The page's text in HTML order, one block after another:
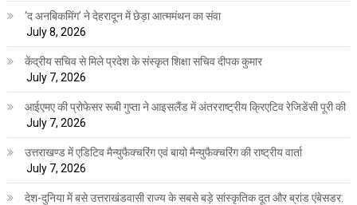
‘द अनबिकमिंग’ ने देहरादून में छेड़ा आत्ममंथन का संवा
July 8, 2026
केंद्रीय सचिव से मिले प्रदेश के संस्कृत शिक्षा सचिव दीपक कुमार
July 7, 2026
आईएमए की प्रोफेसर रूबी गुप्ता ने आइसलैंड में अंतरराष्ट्रीय क्रिएटिव रेजिडेंसी पूरी की
July 7, 2026
उत्तराखण्ड में एडिटिव मैन्युफैक्चरिंग एवं बायो मैन्युफैक्चरिंग की राष्ट्रीय वार्ता
July 7, 2026
देश-दुनिया में बसे उत्तराखंडवासी राज्य के सबसे बड़े सांस्कृतिक दूत और ब्रांड एंबेसडर: